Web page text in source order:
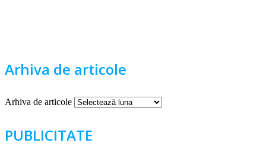
Arhiva de articole
Arhiva de articole
PUBLICITATE